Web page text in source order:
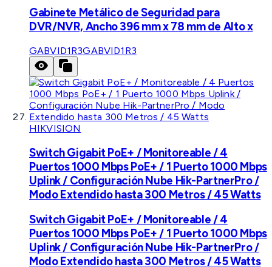
Gabinete Metálico de Seguridad para
DVR/NVR, Ancho 396 mm x 78 mm de Alto x
GABVID1R3GABVID1R3
HIKVISION
Switch Gigabit PoE+ / Monitoreable / 4
Puertos 1000 Mbps PoE+ / 1 Puerto 1000 Mbps
Uplink / Configuración Nube Hik-PartnerPro /
Modo Extendido hasta 300 Metros / 45 Watts
Switch Gigabit PoE+ / Monitoreable / 4
Puertos 1000 Mbps PoE+ / 1 Puerto 1000 Mbps
Uplink / Configuración Nube Hik-PartnerPro /
Modo Extendido hasta 300 Metros / 45 Watts